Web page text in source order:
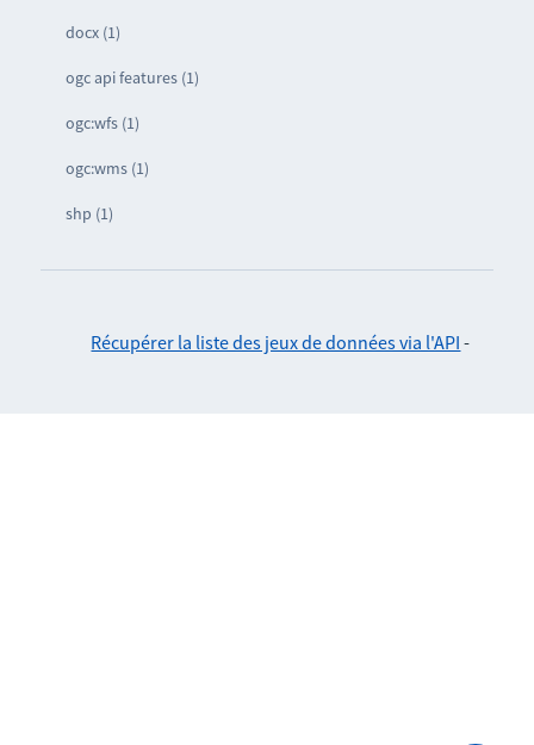
docx (1)
ogc api features (1)
ogc:wfs (1)
ogc:wms (1)
shp (1)
Récupérer la liste des jeux de données via l'API -